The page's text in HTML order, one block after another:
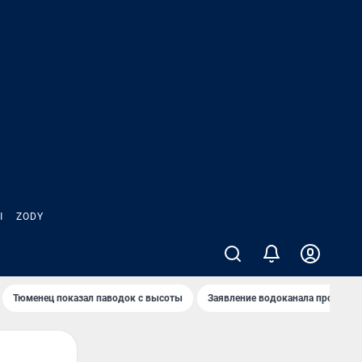
ZODY
Тюменец показал паводок с высоты Заявление водоканала про